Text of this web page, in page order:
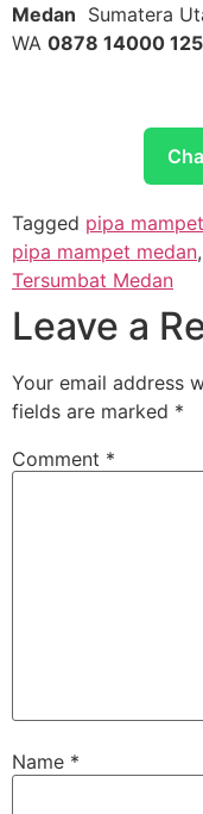
Medan Sumatera
WA 0878 14000 125
Tagged pipa mampet
pipa mampet medan,
Tersumbat Medan
Leave a
Your email address
fields are marked *
Comment *
Name *